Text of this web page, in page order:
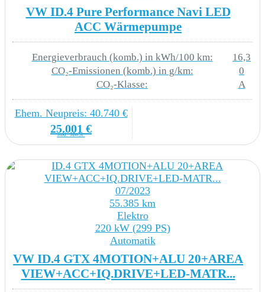
EXTERIEUR
6XP Außenspiegel elektrisch einstell- anklapp-
1J2 Umfeldbeleuchtung mit Logoprojektion
3S2 Dachreling schwarz
6FG Außenspiegelgehäuse
8M1 Heckscheibenwischer mit
Intervallschaltung
8N5 Scheibenwischer-Intervallschaltung
4KC Wärmeschutzverglasung grün seitlich und
hinten
VW ID.4 Pure Performance Navi LED
ACC Wärmepumpe
Energieverbrauch (komb.) in kWh/100 km:
16,3
CO₂-Emissionen (komb.) in g/km:
0
CO₂-Klasse:
A
Ehem. Neupreis: 40.740 €
25.001 €
inkl. MwSt.
07/2023
55.385 km
Elektro
220 kW (299 PS)
Automatik
VW ID.4 GTX 4MOTION+ALU 20+AREA
VIEW+ACC+IQ.DRIVE+LED-MATR...